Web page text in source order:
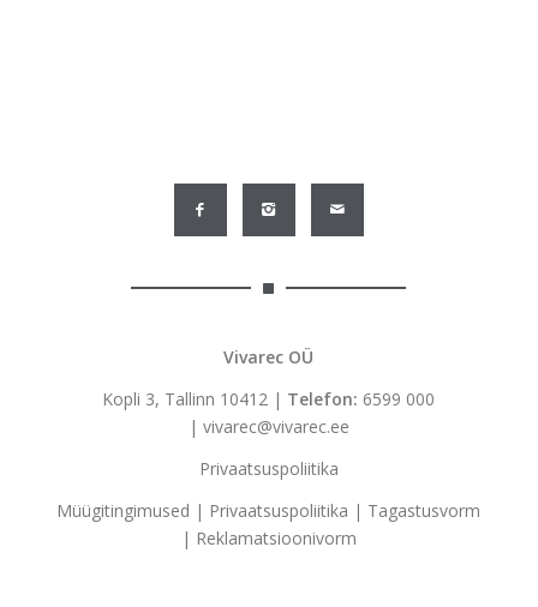
Vivarec OÜ
Kopli 3, Tallinn 10412 | Telefon: 6599 000
| vivarec@vivarec.ee
Privaatsuspoliitika
Müügitingimused | Privaatsuspoliitika | Tagastusvorm
| Reklamatsioonivorm